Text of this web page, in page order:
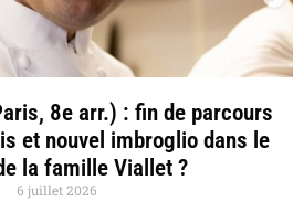
8e arr.) : fin de parcours
et nouvel imbroglio dans le
la famille Viallet ?
6 juillet 2026